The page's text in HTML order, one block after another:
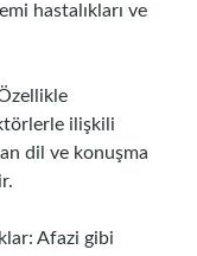
hastalıkları ve
ilişkili
dil ve konuşma
Afazi gibi